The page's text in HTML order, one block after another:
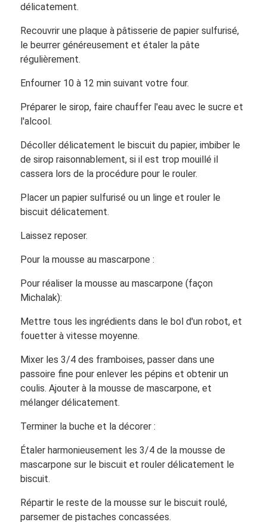
délicatement.
Recouvrir une plaque à pâtisserie de papier sulfurisé,
le beurrer généreusement et étaler la pâte
régulièrement.
Enfourner 10 à 12 min suivant votre four.
Préparer le sirop, faire chauffer l'eau avec le sucre et
l'alcool.
Décoller délicatement le biscuit du papier, imbiber le
de sirop raisonnablement, si il est trop mouillé il
cassera lors de la procédure pour le rouler.
Placer un papier sulfurisé ou un linge et rouler le
biscuit délicatement.
Laissez reposer.
Pour la mousse au mascarpone :
Pour réaliser la mousse au mascarpone (façon
Michalak):
Mettre tous les ingrédients dans le bol d'un robot, et
fouetter à vitesse moyenne.
Mixer les 3/4 des framboises, passer dans une
passoire fine pour enlever les pépins et obtenir un
coulis. Ajouter à la mousse de mascarpone, et
mélanger délicatement.
Terminer la buche et la décorer :
Étaler harmonieusement les 3/4 de la mousse de
mascarpone sur le biscuit et rouler délicatement le
biscuit.
Répartir le reste de la mousse sur le biscuit roulé,
parsemer de pistaches concassées.